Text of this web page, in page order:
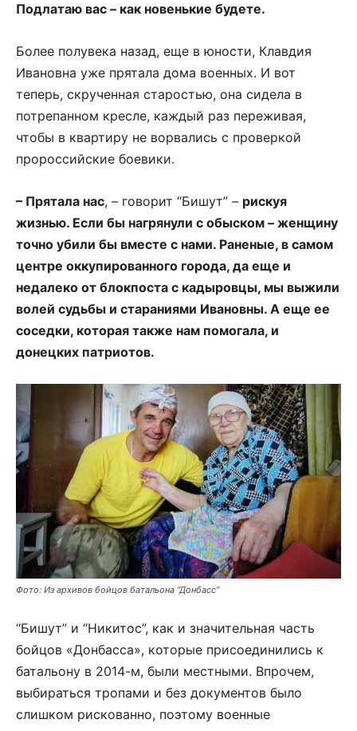
Подлатаю вас – как новенькие будете.
Более полувека назад, еще в юности, Клавдия
Ивановна уже прятала дома военных. И вот
теперь, скрученная старостью, она сидела в
потрепанном кресле, каждый раз переживая,
чтобы в квартиру не ворвались с проверкой
пророссийские боевики.
– Прятала нас, – говорит “Бишут” – рискуя
жизнью. Если бы нагрянули с обыском – женщину
точно убили бы вместе с нами. Раненые, в самом
центре оккупированного города, да еще и
недалеко от блокпоста с кадыровцы, мы выжили
волей судьбы и стараниями Ивановны. А еще ее
соседки, которая также нам помогала, и
донецких патриотов.
Фото: Из архивов бойцов батальона “Донбасс”
“Бишут” и “Никитос”, как и значительная часть
бойцов «Донбасса», которые присоединились к
батальону в 2014-м, были местными. Впрочем,
выбираться тропами и без документов было
слишком рискованно, поэтому военные